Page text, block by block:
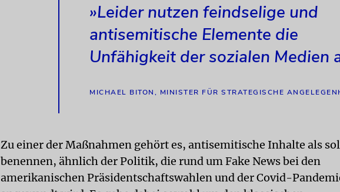
»Leider nutzen feindselige und
antisemitische Elemente die
Unfähigkeit der sozialen Medien
MICHAEL BITON, MINISTER FÜR STRATEGISCHE
Zu einer der Maßnahmen gehört es, antisemitische Inhalte als
benennen, ähnlich der Politik, die rund um Fake News bei den
amerikanischen Präsidentschaftswahlen und der Covid-